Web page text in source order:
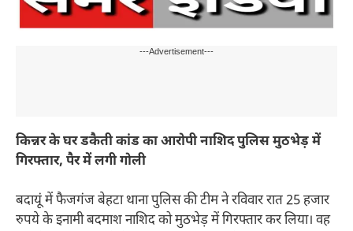
---Advertisement---
किन्नर के घर डकैती कांड का आरोपी नाशिद पुलिस मुठभेड़ में
गिरफ्तार, पैर में लगी गोली
बदायूं में फैजगंज बेहटा थाना पुलिस की टीम ने रविवार रात 25 हजार
रुपये के इनामी बदमाश नाशिद को मुठभेड़ में गिरफ्तार कर लिया। वह